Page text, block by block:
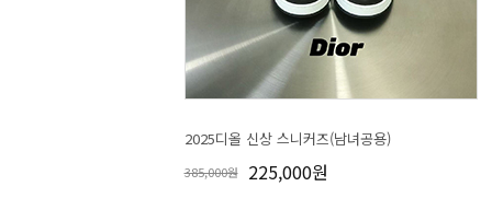
2025디올 신상 스니커즈(남녀공용)
385,000원 225,000원